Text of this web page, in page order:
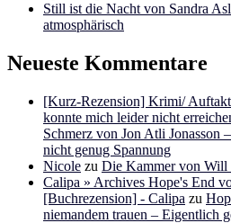
Still ist die Nacht von Sandra
atmosphärisch
Neueste Kommentare
[Kurz-Rezension] Krimi/
konnte mich leider nicht
Schmerz von Jon Atli Jonasson
nicht genug Spannung
Nicole zu Die Kammer von Will
Calipa » Archives Hope's End
[Buchrezension] - Calipa zu
niemandem trauen – Eigentlich